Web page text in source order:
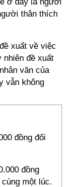
thân thích
xuất về việc
nhiên đề xuất
văn của
vẫn không
đồng đối
đồng
một lúc.